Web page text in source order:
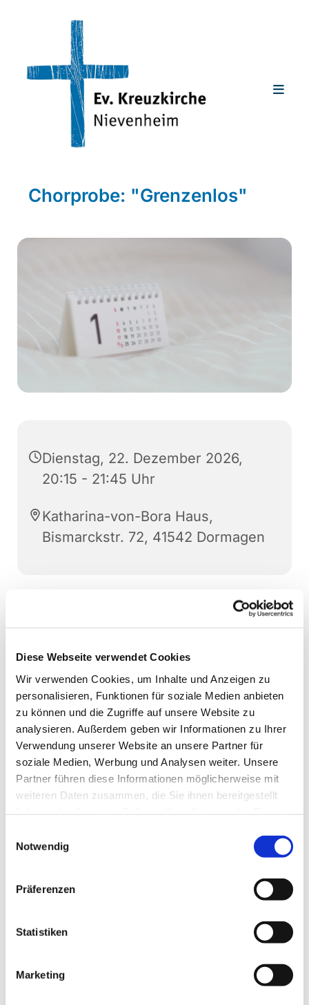
Diese Webseite verwendet Cookies
Wir verwenden Cookies, um Inhalte und Anzeigen zu
personalisieren, Funktionen für soziale Medien anbieten
zu können und die Zugriffe auf unsere Website zu
analysieren. Außerdem geben wir Informationen zu Ihrer
Verwendung unserer Website an unsere Partner für
soziale Medien, Werbung und Analysen weiter. Unsere
Partner führen diese Informationen möglicherweise mit
weiteren Daten zusammen, die Sie ihnen bereitgestellt
Notwendig
Präferenzen
Statistiken
Marketing
Chorprobe: "Grenzenlos"
Dienstag, 22. Dezember 2026,
20:15 - 21:45 Uhr
Katharina-von-Bora Haus,
Bismarckstr. 72, 41542 Dormagen
Dies könnte Sie auch